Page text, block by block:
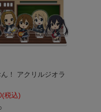
！ アクリルジオラ
(税込)